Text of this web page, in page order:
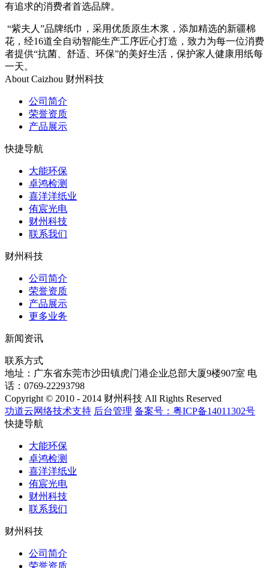
有追求的消费者首选品牌。
“紫夫人”品牌纸巾，采用优质原生木浆，添加精选的新疆棉
花，经16道全自动智能生产工序匠心打造，致力为每一位消费
者提供“抗菌、舒适、环保”的美好生活，保护家人健康用纸每
一天。
About Caizhou 财州科技
公司简介
荣誉资质
产品展示
快捷导航
大能环保
卓鸿检测
喜洋洋纸业
侑宸光电
财州科技
联系我们
财州科技
公司简介
荣誉资质
产品展示
更多业务
新闻资讯
联系方式
地址：广东省东莞市沙田镇虎门港企业总部大厦9楼907室 电
话：0769-22293798
Copyright © 2010 - 2014 财州科技 All Rights Reserved
功道云网络技术支持 后台管理 备案号：粤ICP备14011302号
快捷导航
大能环保
卓鸿检测
喜洋洋纸业
侑宸光电
财州科技
联系我们
财州科技
公司简介
荣誉资质